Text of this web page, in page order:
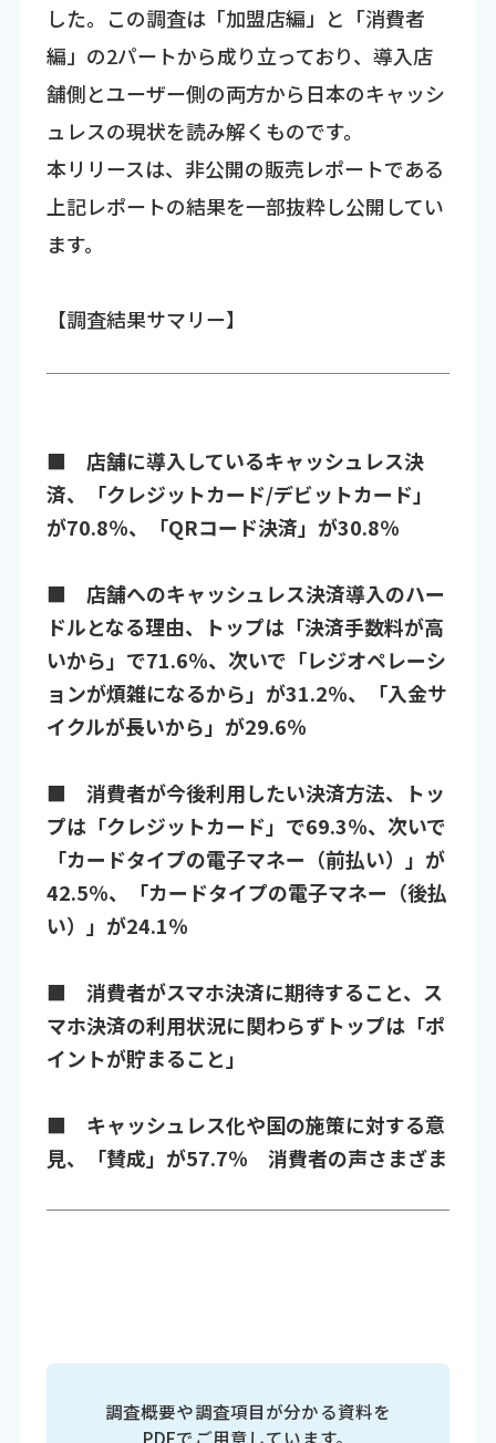
した。この調査は「加盟店編」と「消費者
編」の2パートから成り立っており、導入店
舗側とユーザー側の両方から日本のキャッシ
ュレスの現状を読み解くものです。
本リリースは、非公開の販売レポートである
上記レポートの結果を一部抜粋し公開してい
ます。
【調査結果サマリー】
■ 店舗に導入しているキャッシュレス決
済、「クレジットカード/デビットカード」
が70.8％、「QRコード決済」が30.8％
■ 店舗へのキャッシュレス決済導入のハー
ドルとなる理由、トップは「決済手数料が高
いから」で71.6％、次いで「レジオペレーシ
ョンが煩雑になるから」が31.2％、「入金サ
イクルが長いから」が29.6％
■ 消費者が今後利用したい決済方法、トッ
プは「クレジットカード」で69.3％、次いで
「カードタイプの電子マネー（前払い）」が
42.5％、「カードタイプの電子マネー（後払
い）」が24.1％
■ 消費者がスマホ決済に期待すること、ス
マホ決済の利用状況に関わらずトップは「ポ
イントが貯まること」
■ キャッシュレス化や国の施策に対する意
見、「賛成」が57.7％ 消費者の声さまざま
調査概要や調査項目が分かる資料を
PDFでご用意しています。